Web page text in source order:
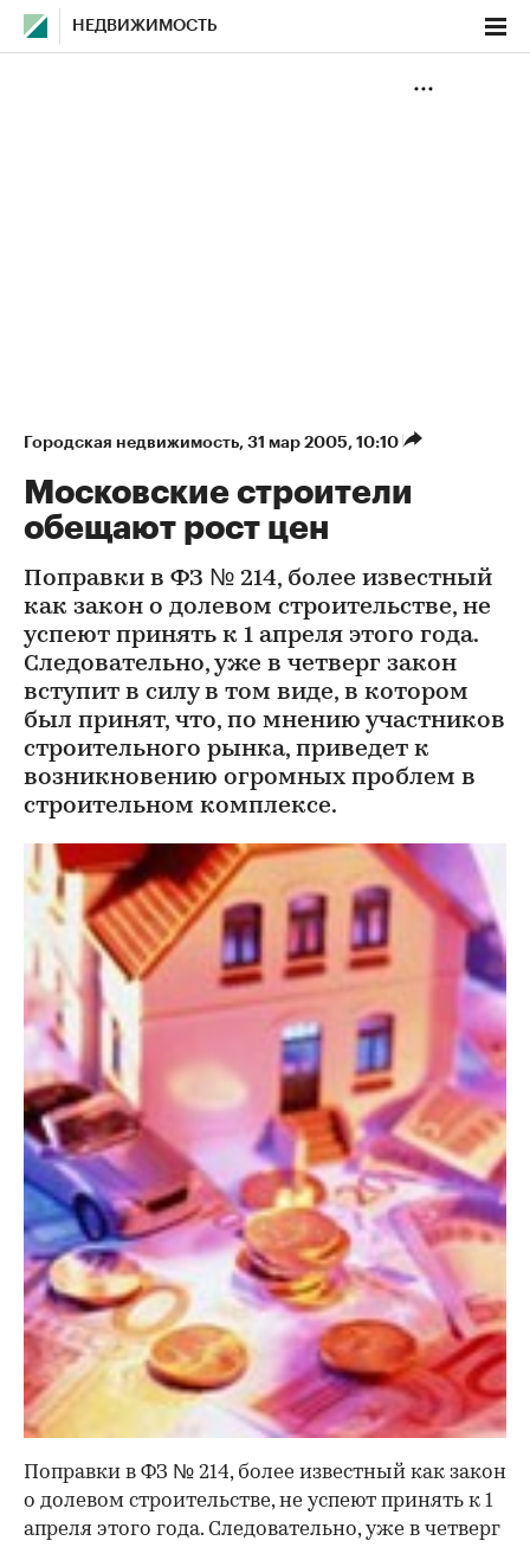
НЕДВИЖИМОСТЬ
Городская недвижимость⁠, 31 мар 2005, 10:10
Московские строители
обещают рост цен
Поправки в ФЗ № 214, более известный
как закон о долевом строительстве, не
успеют принять к 1 апреля этого года.
Следовательно, уже в четверг закон
вступит в силу в том виде, в котором
был принят, что, по мнению участников
строительного рынка, приведет к
возникновению огромных проблем в
строительном комплексе.
Поправки в ФЗ № 214, более известный как закон
о долевом строительстве, не успеют принять к 1
апреля этого года. Следовательно, уже в четверг